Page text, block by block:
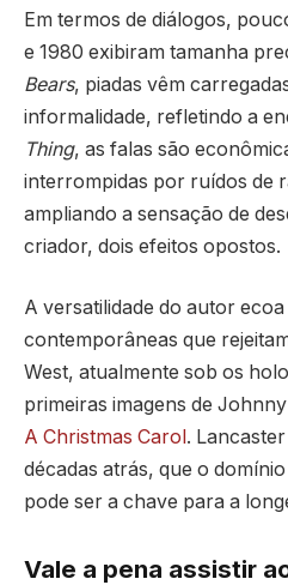
Em termos de diálogos,
e 1980 exibiram tamanha
Bears, piadas vêm
informalidade, refletindo a
Thing, as falas são
interrompidas por ruídos de
ampliando a sensação de
criador, dois efeitos opostos.
A versatilidade do autor
contemporâneas que
West, atualmente sob os
primeiras imagens de
A Christmas Carol .
décadas atrás, que o
pode ser a chave para a
Vale a pena assistir